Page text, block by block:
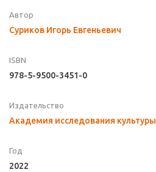
Автор
Суриков Игорь Евгеньевич
ISBN
978-5-9500-3451-0
Издательство
Академия исследования культуры
Год
2022